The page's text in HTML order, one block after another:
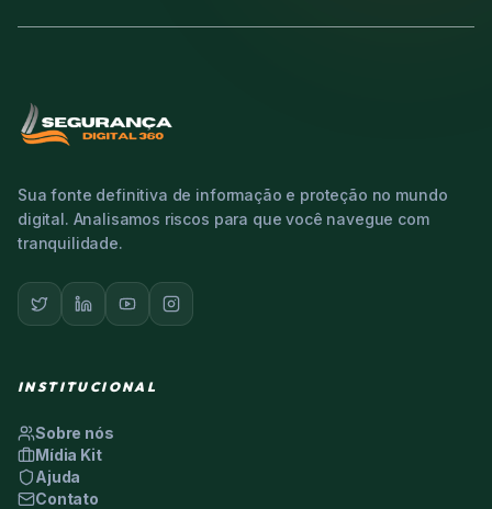
Sua fonte definitiva de informação e proteção no mundo
digital. Analisamos riscos para que você navegue com
tranquilidade.
INSTITUCIONAL
Sobre nós
Mídia Kit
Ajuda
Contato